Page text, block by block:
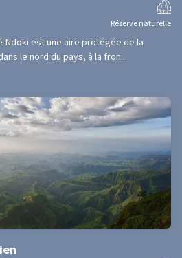
Réserve naturelle
Ndoki est une aire protégée de la
le nord du pays, à la fron...